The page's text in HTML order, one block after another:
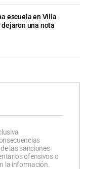
escuela en Villa
una nota
las sanciones
ofensivos o
la información.